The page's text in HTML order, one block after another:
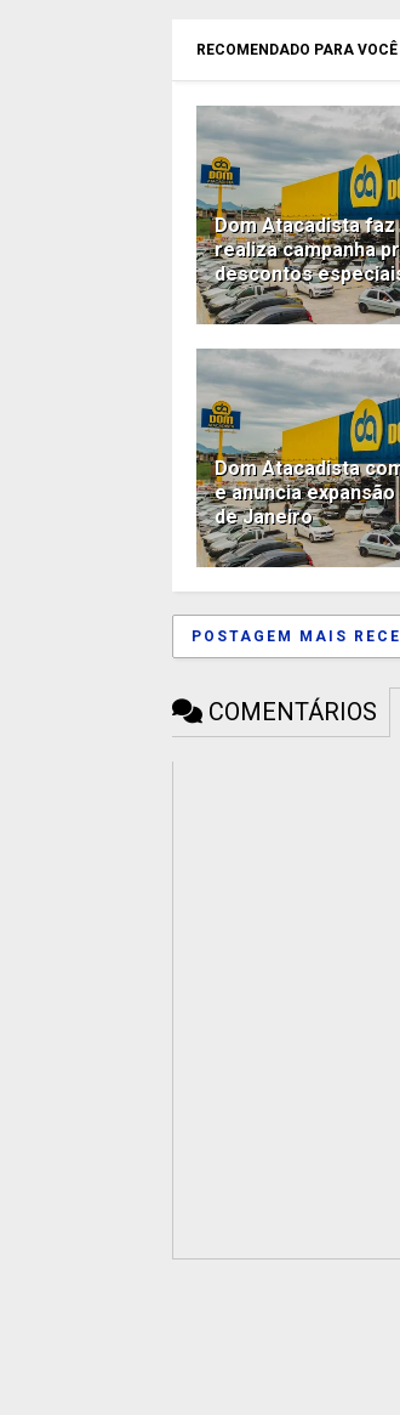
RECOMENDADO PARA VOCÊ
Dom Atacadista
realiza campanha
descontos
Dom Atacadista
e anuncia
de Janeiro
POSTAGEM MAIS
COMENTÁRIOS